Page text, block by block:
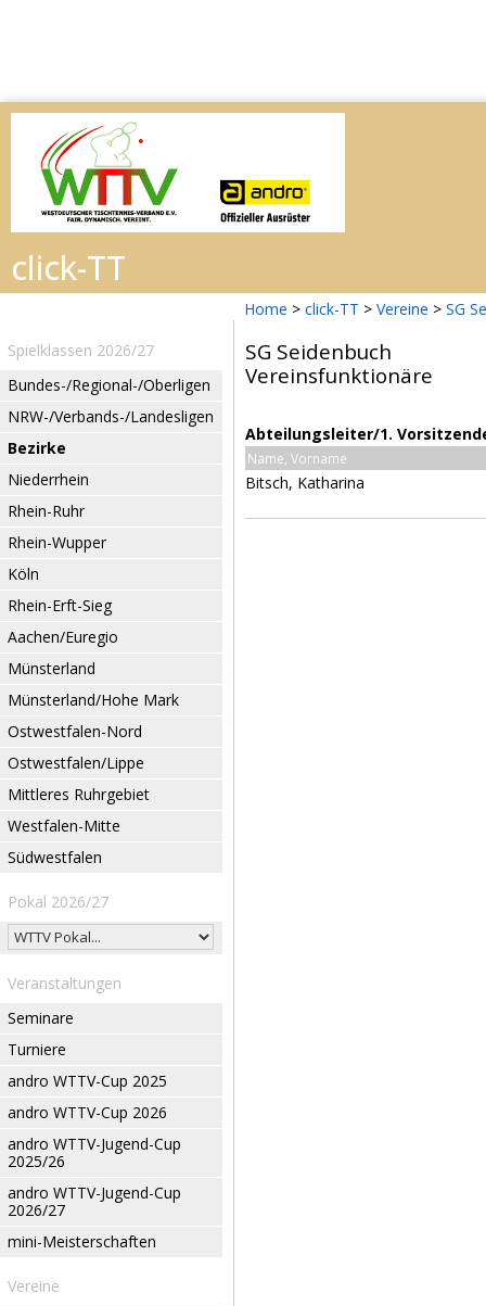
Home > click-TT > Vereine > SG
Spielklassen 2026/27
Bundes-/Regional-/Oberligen
NRW-/Verbands-/Landesligen
Bezirke
Niederrhein
Rhein-Ruhr
Rhein-Wupper
Köln
Rhein-Erft-Sieg
Aachen/Euregio
Münsterland
Münsterland/Hohe Mark
Ostwestfalen-Nord
Ostwestfalen/Lippe
Mittleres Ruhrgebiet
Westfalen-Mitte
Südwestfalen
Pokal 2026/27
Veranstaltungen
Seminare
Turniere
andro WTTV-Cup 2025
andro WTTV-Cup 2026
andro WTTV-Jugend-Cup
2025/26
andro WTTV-Jugend-Cup
2026/27
mini-Meisterschaften
Vereine
SG Seidenbuch
Vereinsfunktionäre
Abteilungsleiter/1.
Name, Vorname
Bitsch, Katharina